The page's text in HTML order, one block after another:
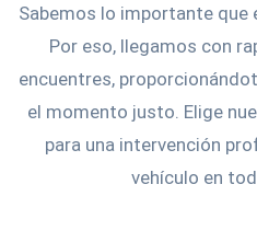
Sabemos lo importante que
Por eso, llegamos con
encuentres,
el momento justo. Elige
para una intervención
vehículo en